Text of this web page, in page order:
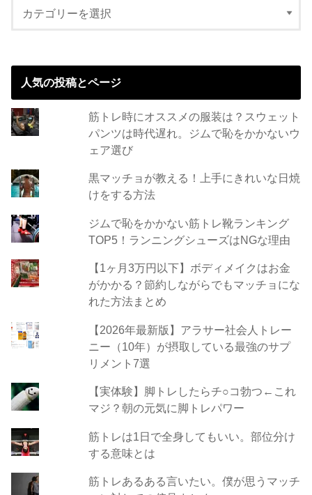
人気の投稿とページ
筋トレ時にオススメの服装は？スウェット
パンツは時代遅れ。ジムで恥をかかないウ
ェア選び
黒マッチョが教える！上手にきれいな日焼
けをする方法
ジムで恥をかかない筋トレ靴ランキング
TOP5！ランニングシューズはNGな理由
【1ヶ月3万円以下】ボディメイクはお金
がかかる？節約しながらでもマッチョにな
れた方法まとめ
【2026年最新版】アラサー社会人トレー
ニー（10年）が摂取している最強のサプ
リメント7選
【実体験】脚トレしたらチ○コ勃つ←これ
マジ？朝の元気に脚トレパワー
筋トレは1日で全身してもいい。部位分け
する意味とは
筋トレあるある言いたい。僕が思うマッチ